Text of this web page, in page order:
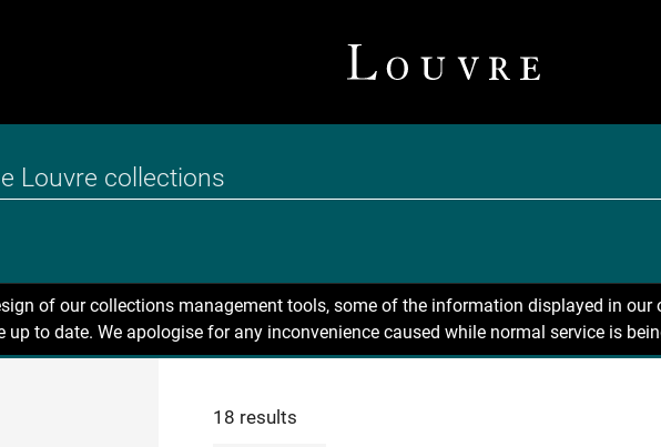
of our collections management tools, some of the information displayed in
up to date. We apologise for any inconvenience caused while normal service is
18 results